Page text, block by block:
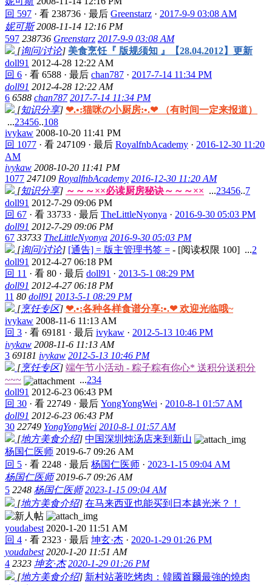
回 597 · 看 238736 · 最后 Greenstarz · 2017-9-9 03:08 AM
妮可斯 2008-11-14 12:16 PM
597 238736 Greenstarz 2017-9-9 03:08 AM
[询问/讨论] 美食烹饪『 版规须知 』【28.04.2012】更新
doll91 2012-4-28 12:22 AM
回 6 · 看 6588 · 最后 chan787 · 2017-7-14 11:34 PM
doll91 2012-4-28 12:22 AM
6 6588 chan787 2017-7-14 11:34 PM
[知识分享] ❤.•:猫咪の小厨房:•.❤ （有时间一定来报道）
...23456..108
ivykaw 2008-10-20 11:41 PM
回 1077 · 看 247109 · 最后 RoyalfnbAcademy · 2016-12-30 11:20
AM
ivykaw 2008-10-20 11:41 PM
1077 247109 RoyalfnbAcademy 2016-12-30 11:20 AM
[知识分享] ～～～××必读厨房秘诀～～～×× ...23456..7
doll91 2012-7-29 09:06 PM
回 67 · 看 33733 · 最后 TheLittleNyonya · 2016-9-30 05:03 PM
doll91 2012-7-29 09:06 PM
67 33733 TheLittleNyonya 2016-9-30 05:03 PM
[询问/讨论] [通告] = 版主管理书签 = - [阅读权限 100] ...2
doll91 2012-4-27 06:18 PM
回 11 · 看 80 · 最后 doll91 · 2013-5-1 08:29 PM
doll91 2012-4-27 06:18 PM
11 80 doll91 2013-5-1 08:29 PM
[烹饪专区] ❤.•:各种各样食谱分享:•.❤ 欢迎光临哦~
ivykaw 2008-11-6 11:13 AM
回 3 · 看 69181 · 最后 ivykaw · 2012-5-13 10:46 PM
ivykaw 2008-11-6 11:13 AM
3 69181 ivykaw 2012-5-13 10:46 PM
[烹饪专区] 端午节小活动 - 粽子粽有你心* 送积分送积分
~~~
...234
doll91 2012-6-23 06:43 PM
回 30 · 看 22749 · 最后 YongYongWei · 2010-8-1 01:57 AM
doll91 2012-6-23 06:43 PM
30 22749 YongYongWei 2010-8-1 01:57 AM
[地方美食介绍] 中国深圳炖汤店来到新山
杨国仁医师 2019-6-7 09:26 AM
回 5 · 看 2248 · 最后 杨国仁医师 · 2023-1-15 09:04 AM
杨国仁医师 2019-6-7 09:26 AM
5 2248 杨国仁医师 2023-1-15 09:04 AM
[地方美食介绍] 在马来西亚也能买到日本越光米？！
youdabest 2020-1-20 11:51 AM
回 4 · 看 2323 · 最后 坤玄·杰 · 2020-1-29 01:26 PM
youdabest 2020-1-20 11:51 AM
4 2323 坤玄·杰 2020-1-29 01:26 PM
[地方美食介绍] 新村站著吃烤肉：韓國首爾最強的燒肉